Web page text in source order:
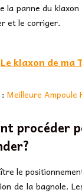
la panne du
et le corriger.
Le klaxon de ma
Meilleure Ampoule
procéder
le
de la bagnole.